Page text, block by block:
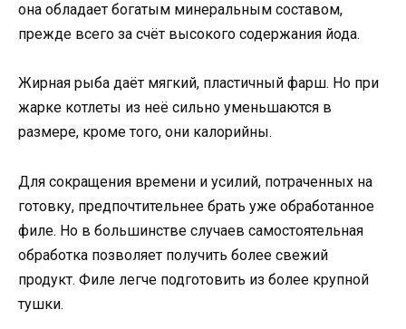
она обладает богатым минеральным составом,
прежде всего за счёт высокого содержания йода.
Жирная рыба даёт мягкий, пластичный фарш. Но при
жарке котлеты из неё сильно уменьшаются в
размере, кроме того, они калорийны.
Для сокращения времени и усилий, потраченных на
готовку, предпочтительнее брать уже обработанное
филе. Но в большинстве случаев самостоятельная
обработка позволяет получить более свежий
продукт. Филе легче подготовить из более крупной
тушки.